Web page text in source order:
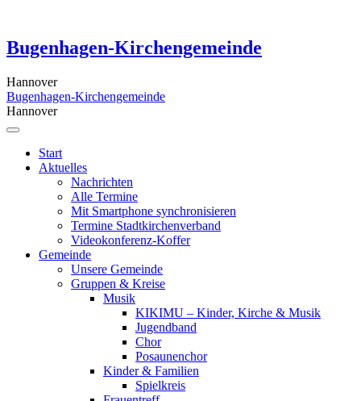
content
Bugenhagen-Kirchengemeinde
Hannover
Bugenhagen-Kirchengemeinde
Hannover
Start
Aktuelles
Nachrichten
Alle Termine
Mit Smartphone synchronisieren
Termine Stadtkirchenverband
Videokonferenz-Koffer
Gemeinde
Unsere Gemeinde
Gruppen & Kreise
Musik
KIKIMU – Kinder, Kirche & Musik
Jugendband
Chor
Posaunenchor
Kinder & Familien
Spielkreis